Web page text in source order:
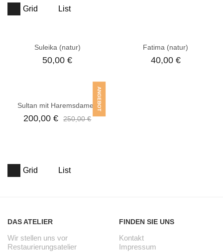
Grid List
Suleika (natur)
50,00€
Fatima (natur)
40,00 €
ANGEBOT
Sultan mit Haremsdamen
200,00€ 250,00€
Grid List
DAS ATELIER
Wir stellen uns vor
Restaurierungsatelier
FINDEN SIE UNS
Kontakt
Impressum